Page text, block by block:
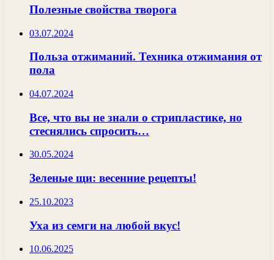
Полезные свойства творога
03.07.2024
Польза отжиманий. Техника отжимания от
пола
04.07.2024
Все, что вы не знали о стрипластике, но
стеснялись спросить…
30.05.2024
Зеленые щи: весенние рецепты!
25.10.2023
Уха из семги на любой вкус!
10.06.2025